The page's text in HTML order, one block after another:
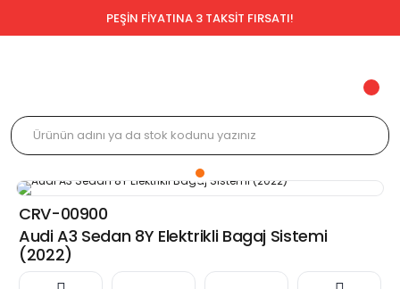
PEŞİN FİYATINA 3 TAKSİT FIRSATI!
CRV-00900
Audi A3 Sedan 8Y Elektrikli Bagaj Sistemi
(2022)